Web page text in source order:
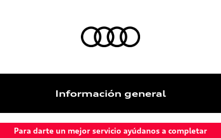
Información general
Para darte un mejor servicio ayúdanos a completar